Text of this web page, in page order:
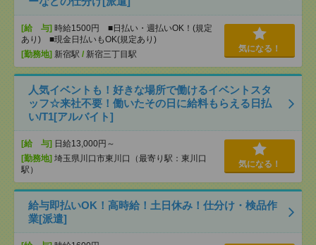
[給 与] 時給1500円 ■日払い・週払いOK！(規定
あり) ■現金日払いもOK(規定あり)
[勤務地] 新宿駅 / 新宿三丁目駅
気になる！
人気イベントも！好きな場所で働けるイベントスタ
ッフ☆来社不要！働いたその日に給料もらえる日払
い/T1[アルバイト]
[給 与] 日給13,000円～
[勤務地] 埼玉県川口市東川口（最寄り駅：東川口
駅）
気になる！
給与即払いOK！高時給！土日休み！仕分け・検品作
業[派遣]